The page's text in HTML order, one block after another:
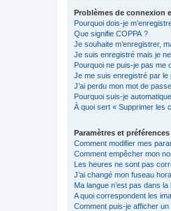
Problèmes de connexion
Pourquoi dois-je
Que signifie COPPA ?
Je souhaite m’enregistrer,
Je suis enregistré mais je
Pourquoi ne puis-je pas me
Je me suis enregistré par
J’ai perdu mon mot de
Pourquoi suis-je
À quoi sert « Supprimer les
Paramètres et
Comment modifier mes
Comment empêcher mon
Les heures ne sont pas
J’ai changé mon fuseau
Ma langue n’est pas dans la
A quoi correspondent les
Comment puis-je afficher un